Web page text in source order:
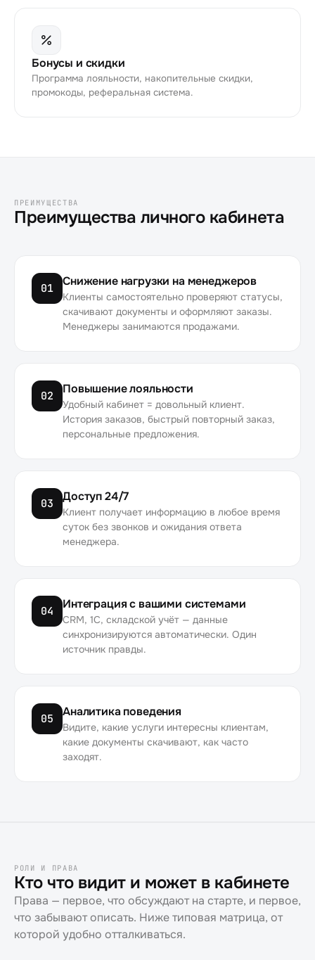
Бонусы и скидки
Программа лояльности, накопительные скидки,
промокоды, реферальная система.
ПРЕИМУЩЕСТВА
Преимущества личного кабинета
01 Снижение нагрузки на менеджеров
Клиенты самостоятельно проверяют статусы,
скачивают документы и оформляют заказы.
Менеджеры занимаются продажами.
02 Повышение лояльности
Удобный кабинет = довольный клиент.
История заказов, быстрый повторный заказ,
персональные предложения.
03 Доступ 24/7
Клиент получает информацию в любое время
суток без звонков и ожидания ответа
менеджера.
04 Интеграция с вашими системами
CRM, 1С, складской учёт — данные
синхронизируются автоматически. Один
источник правды.
05 Аналитика поведения
Видите, какие услуги интересны клиентам,
какие документы скачивают, как часто
заходят.
РОЛИ И ПРАВА
Кто что видит и может в кабинете
Права — первое, что обсуждают на старте, и первое,
что забывают описать. Ниже типовая матрица, от
которой удобно отталкиваться.